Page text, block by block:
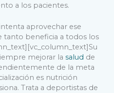
a los pacientes.
aprovechar ese
tanto beneficia a todos los
Su
mejorar la salud de
de la meta
es nutrición
Trata a deportistas de